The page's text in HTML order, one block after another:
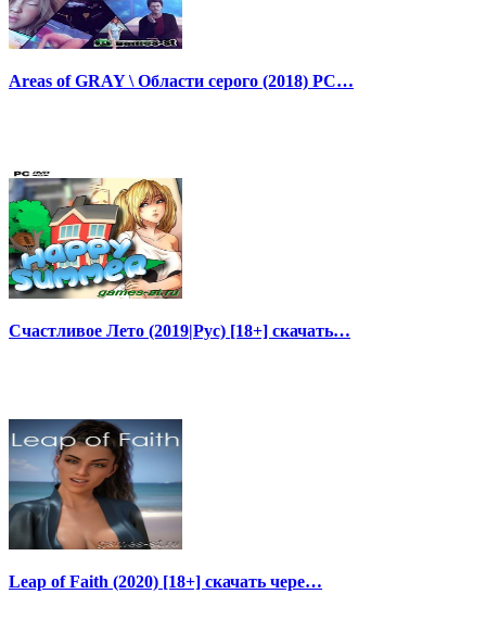
Areas of GRAY \ Области серого (2018) PC…
Счастливое Лето (2019|Рус) [18+] скачать…
Leap of Faith (2020) [18+] скачать чере…